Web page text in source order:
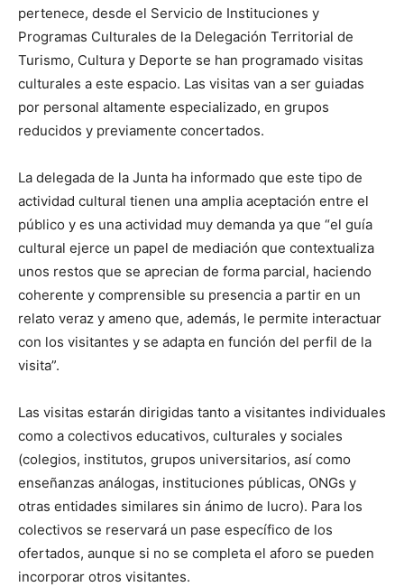
pertenece, desde el Servicio de Instituciones y
Programas Culturales de la Delegación Territorial de
Turismo, Cultura y Deporte se han programado visitas
culturales a este espacio. Las visitas van a ser guiadas
por personal altamente especializado, en grupos
reducidos y previamente concertados.
La delegada de la Junta ha informado que este tipo de
actividad cultural tienen una amplia aceptación entre el
público y es una actividad muy demanda ya que “el guía
cultural ejerce un papel de mediación que contextualiza
unos restos que se aprecian de forma parcial, haciendo
coherente y comprensible su presencia a partir en un
relato veraz y ameno que, además, le permite interactuar
con los visitantes y se adapta en función del perfil de la
visita”.
Las visitas estarán dirigidas tanto a visitantes individuales
como a colectivos educativos, culturales y sociales
(colegios, institutos, grupos universitarios, así como
enseñanzas análogas, instituciones públicas, ONGs y
otras entidades similares sin ánimo de lucro). Para los
colectivos se reservará un pase específico de los
ofertados, aunque si no se completa el aforo se pueden
incorporar otros visitantes.